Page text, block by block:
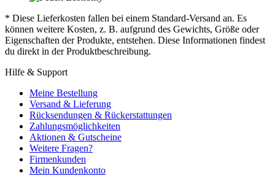
* Diese Lieferkosten fallen bei einem Standard-Versand an. Es
können weitere Kosten, z. B. aufgrund des Gewichts, Größe oder
Eigenschaften der Produkte, entstehen. Diese Informationen findest
du direkt in der Produktbeschreibung.
Hilfe & Support
Meine Bestellung
Versand & Lieferung
Rücksendungen & Rückerstattungen
Zahlungsmöglichkeiten
Aktionen & Gutscheine
Weitere Fragen?
Firmenkunden
Mein Kundenkonto